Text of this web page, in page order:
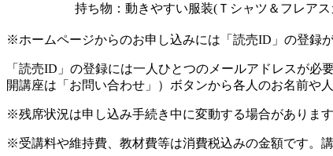
持ち物：動きやすい服装(Ｔシャツ＆フレア
※ホームページからのお申し込みには「読売ID」の登録
「読売ID」の登録には一人ひとつのメールアドレスが
開講座は「お問い合わせ」）ボタンから各人のお名前や
※残席状況は申し込み手続き中に変動する場合があります
※受講料や維持費、教材費等は消費税込みの金額です。